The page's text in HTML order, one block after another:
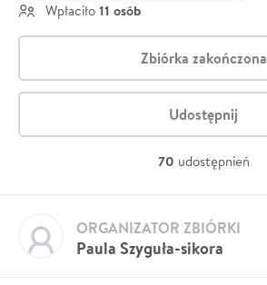
Wpłaciło 11 osób
Zbiórka zakończona
Udostępnij
70 udostępnień
Paula Szyguła-sikora
ORGANIZATOR ZBIÓRKI